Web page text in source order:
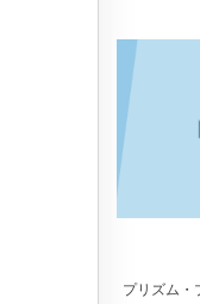
プリズム・